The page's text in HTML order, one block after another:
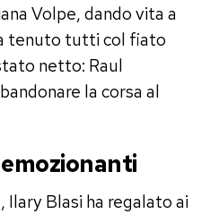
Volpe, dando vita a
tenuto tutti col fiato
netto: Raul
la corsa al
Ilary Blasi ha regalato ai